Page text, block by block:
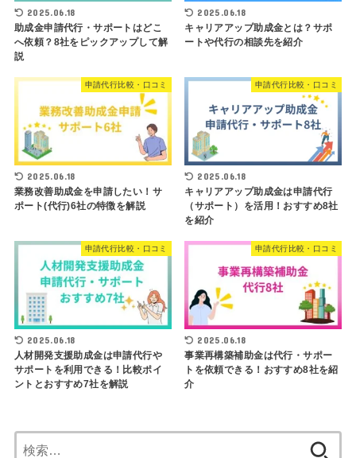
2025.06.18
助成金申請代行・サポートはどこ
へ依頼？8社をピックアップして解
説
2025.06.18
キャリアアップ助成金とは？サポ
ートや代行の相談先を紹介
申請代行比較・口コミ
2025.06.18
業務改善助成金を申請したい！サ
ポート(代行)6社の特徴を解説
申請代行比較・口コミ
2025.06.18
キャリアアップ助成金は申請代行
（サポート）を活用！おすすめ8社
を紹介
申請代行比較・口コミ
2025.06.18
人材開発支援助成金は申請代行や
サポートを利用できる！比較ポイ
ントとおすすめ7社を解説
申請代行比較・口コミ
2025.06.18
事業再構築補助金は代行・サポー
トを依頼できる！おすすめ8社を紹
介